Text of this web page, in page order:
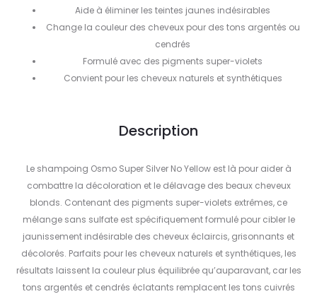
Aide à éliminer les teintes jaunes indésirables
Change la couleur des cheveux pour des tons argentés ou
cendrés
Formulé avec des pigments super-violets
Convient pour les cheveux naturels et synthétiques
Description
Le shampoing Osmo Super Silver No Yellow est là pour aider à
combattre la décoloration et le délavage des beaux cheveux
blonds. Contenant des pigments super-violets extrêmes, ce
mélange sans sulfate est spécifiquement formulé pour cibler le
jaunissement indésirable des cheveux éclaircis, grisonnants et
décolorés. Parfaits pour les cheveux naturels et synthétiques, les
résultats laissent la couleur plus équilibrée qu’auparavant, car les
tons argentés et cendrés éclatants remplacent les tons cuivrés